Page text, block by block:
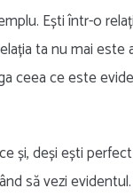
Ești într-o
ta nu mai
ceea ce este
și, deși ești
să vezi